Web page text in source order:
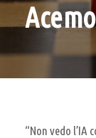
“Non vedo l’IA